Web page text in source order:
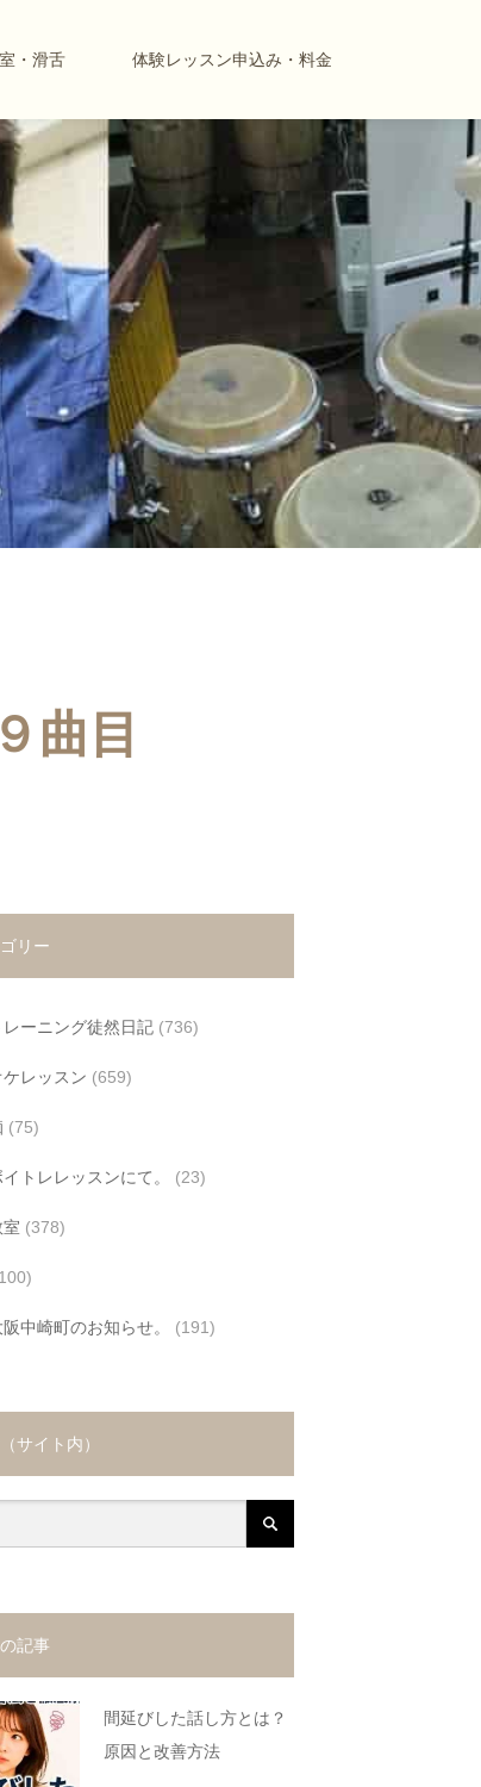
・滑舌 体験レッスン申込み・料金
曲目
リー
レーニング徒然日記(736)
ケレッスン (659)
(75)
トレレッスンにて。 (23)
(378)
中崎町のお知らせ。 (191)
サイト内）
記事
間延びした話し方とは？
原因と改善方法